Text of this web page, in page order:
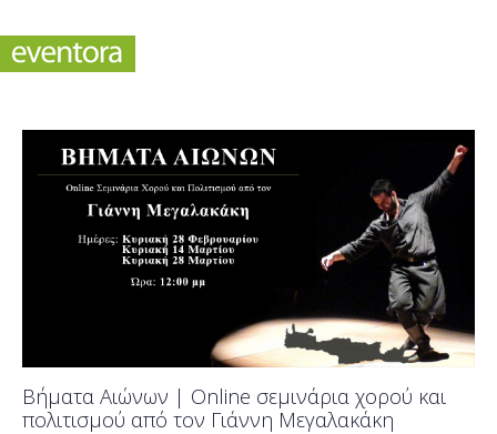
Βήματα Αιώνων | Online σεμινάρια χορού και
πολιτισμού από τον Γιάννη Μεγαλακάκη